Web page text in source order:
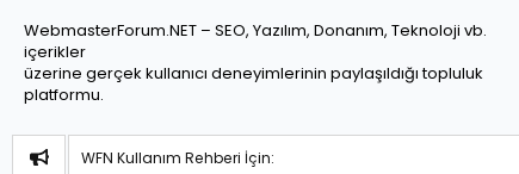
WebmasterForum.NET – SEO, Yazılım, Donanım, Teknoloji vb.
içerikler
üzerine gerçek kullanıcı deneyimlerinin paylaşıldığı topluluk
platformu.
WFN Kullanım Rehberi İçin: